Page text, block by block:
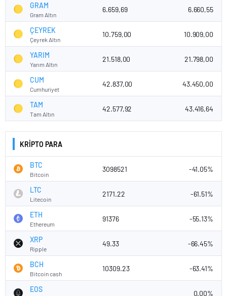
GRAM
Gram Altın
6.659,69 6.660,55
ÇEYREK
Çeyrek Altın
10.759,00 10.909,00
YARIM
Yarım Altın
21.518,00 21.798,00
CUM
Cumhuriyet
42.837,00 43.450,00
TAM
Tam Altın
42.577,92 43.416,64
KRİPTO PARA
BTC
Bitcoin
3098521 -41.05%
LTC
Litecoin
2171.22 -61.51%
ETH
Ethereum
91376 -55.13%
XRP
Ripple
49.33 -66.45%
BCH
Bitcoin cash
10309.23 -63.41%
EOS 0.00%